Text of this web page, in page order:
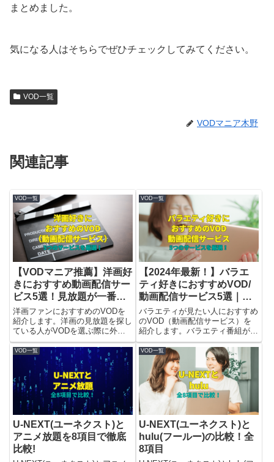
まとめました。
気になる人はそちらでぜひチェックしてみてください。
VOD一覧
VODマニア木野
関連記事
VOD一覧
【VODマニア推薦】洋画好
きにおすすめ動画配信サー
ビス5選！見放題が一番多
いのは？
洋画ファンにおすすめのVODを
紹介します。洋画の見放題を探し
ている人がVODを選ぶ際に外せ
ない5つのポイントを挙げ、その
条件に合う5つのサービスを解説
します。
VOD一覧
【2024年最新！】バラエ
ティ好きにおすすめVOD/
動画配信サービス5選｜そ
れ本当に見放題？
バラエティが見たい人におすすめ
のVOD（動画配信サービス）を
紹介します。バラエティ番組が目
的のVOD選びで重要な3つのポイ
ントを挙げて、条件に合致する5
つのサービスを厳選しました。
VOD一覧
U-NEXT(ユーネクスト)と
アニメ放題を8項目で徹底
比較!
VOD一覧
U-NEXT(ユーネクスト)と
hulu(フールー)の比較！全
8項目